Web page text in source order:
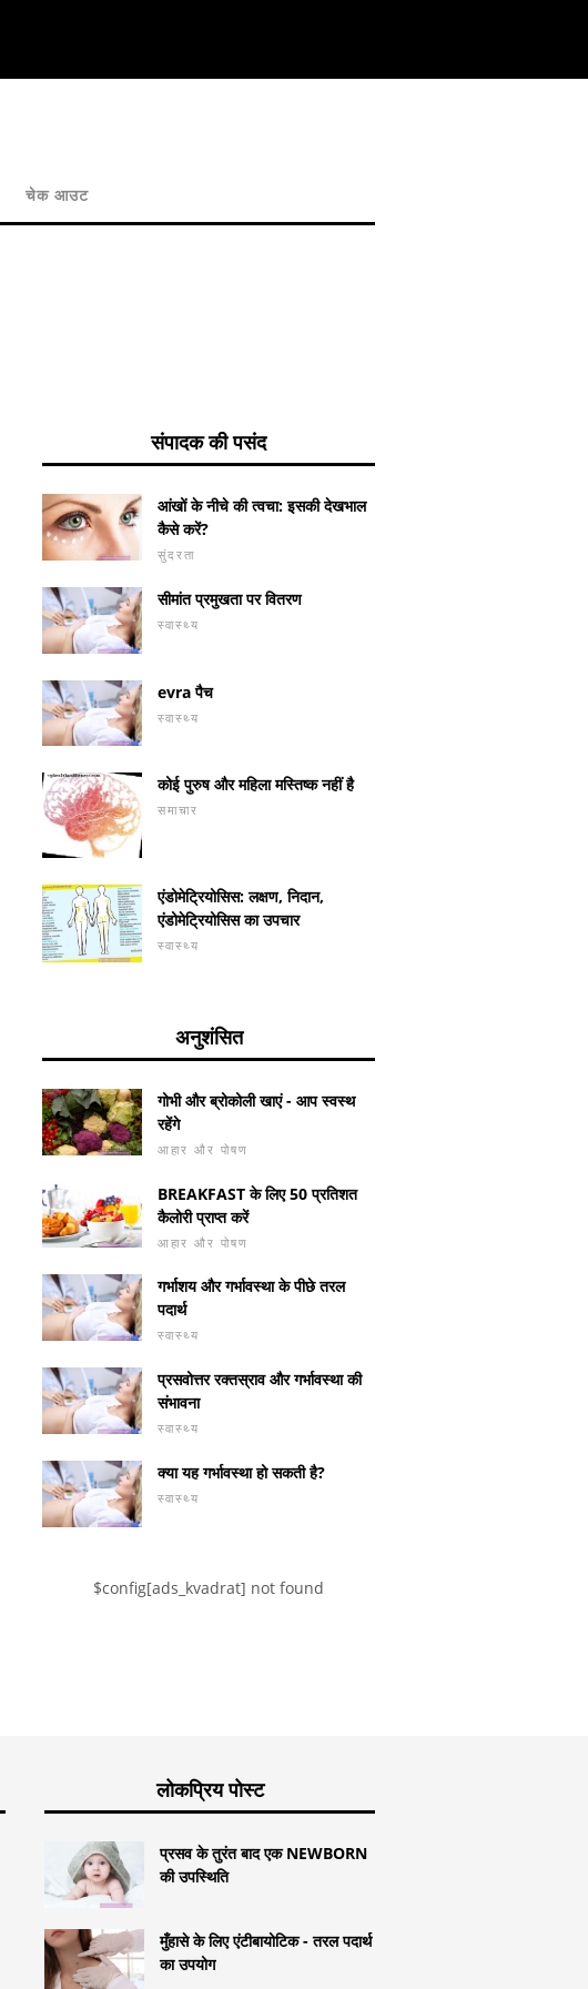
चेक आउट
पुल को दाखिल करने और रखने के
बाद दांत में दर्द
संपादक की पसंद
आंखों के नीचे की त्वचा: इसकी देखभाल
कैसे करें?
सुंदरता
सीमांत प्रमुखता पर वितरण
स्वास्थ्य
evra पैच
स्वास्थ्य
कोई पुरुष और महिला मस्तिष्क नहीं है
समाचार
एंडोमेट्रियोसिस: लक्षण, निदान,
एंडोमेट्रियोसिस का उपचार
स्वास्थ्य
अनुशंसित
गोभी और ब्रोकोली खाएं - आप स्वस्थ
रहेंगे
आहार और पोषण
BREAKFAST के लिए 50 प्रतिशत
कैलोरी प्राप्त करें
आहार और पोषण
गर्भाशय और गर्भावस्था के पीछे तरल
पदार्थ
स्वास्थ्य
प्रसवोत्तर रक्तस्राव और गर्भावस्था की
संभावना
स्वास्थ्य
क्या यह गर्भावस्था हो सकती है?
स्वास्थ्य
$config[ads_kvadrat] not found
लोकप्रिय पोस्ट
प्रसव के तुरंत बाद एक NEWBORN
की उपस्थिति
मुँहासे के लिए एंटीबायोटिक - तरल पदार्थ
का उपयोग